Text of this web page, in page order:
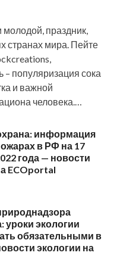
молодой, праздник,
странах мира. Пейте
– популяризация сока
и важной
человека.…
информация
в РФ на 17
года — новости
ECOportal
уроки экологии
обязательными в
экологии на